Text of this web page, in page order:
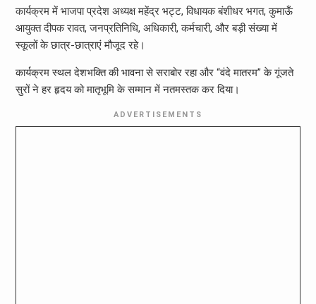
कार्यक्रम में भाजपा प्रदेश अध्यक्ष महेंद्र भट्ट, विधायक बंशीधर भगत, कुमाऊँ
आयुक्त दीपक रावत, जनप्रतिनिधि, अधिकारी, कर्मचारी, और बड़ी संख्या में
स्कूलों के छात्र-छात्राएं मौजूद रहे।
कार्यक्रम स्थल देशभक्ति की भावना से सराबोर रहा और “वंदे मातरम” के गूंजते
सुरों ने हर हृदय को मातृभूमि के सम्मान में नतमस्तक कर दिया।
ADVERTISEMENTS